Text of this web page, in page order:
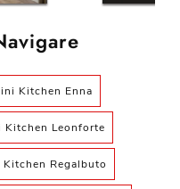
Kitchen Enna
Kitchen Leonforte
Regalbuto